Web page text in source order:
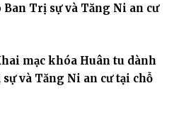
Ban Trị sự và Tăng Ni an cư
mạc khóa Huân tu dành
và Tăng Ni an cư tại chỗ